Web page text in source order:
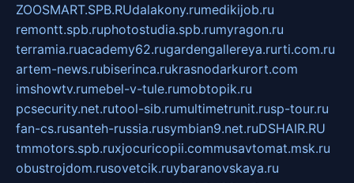
ZOOSMART.SPB.RUdalakony.rumedikijob.ru
remontt.spb.ruphotostudia.spb.rumyragon.ru
terramia.ruacademy62.rugardengallereya.rurti.com.ru
artem-news.rubiserinca.rukrasnodarkurort.com
imshowtv.rumebel-v-tule.rumobtopik.ru
pcsecurity.net.rutool-sib.rumultimetrunit.rusp-tour.ru
fan-cs.rusanteh-russia.rusymbian9.net.ruDSHAIR.RU
tmmotors.spb.ruxjocuricopii.commusavtomat.msk.ru
obustrojdom.rusovetcik.ruybaranovskaya.ru